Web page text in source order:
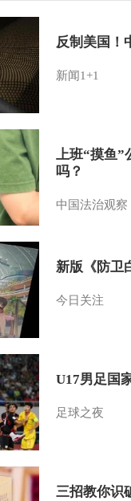
反制美国！
新闻1+1
上班“摸鱼”
吗？
中国法治观察
新版《防卫
今日关注
U17男足国
足球之夜
三招教你识